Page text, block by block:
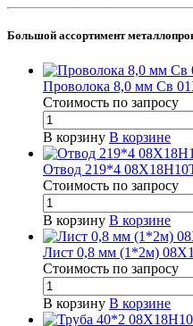
Большой ассортимент
Проволока 8,0 мм Св
Стоимость по запросу
В корзину В корзине
Отвод 219*4
Стоимость по запросу
В корзину В корзине
Лист 0,8 мм (1*2м)
Стоимость по запросу
В корзину В корзине